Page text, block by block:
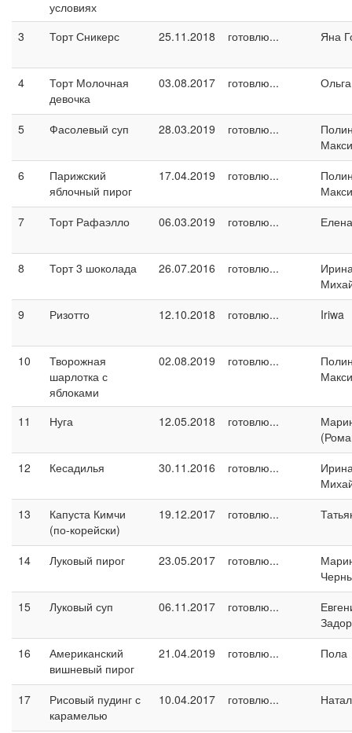
условиях
3 Торт Сникерс 25.11.2018 готовлю... Яна
4
Торт Молочная
девочка
03.08.2017 готовлю...
5 Фасолевый суп 28.03.2019 готовлю...
6
Парижский
яблочный пирог
17.04.2019 готовлю...
7
Торт Рафаэлло 06.03.2019 готовлю... Елена
8 Торт 3 шоколада 26.07.2016 готовлю...
9
Ризотто 12.10.2018 готовлю... Iriwa
10
Творожная
шарлотка с
яблоками
02.08.2019 готовлю...
11 Нуга 12.05.2018 готовлю...
12
Кесадилья 30.11.2016 готовлю...
13
Капуста Кимчи
(по-корейски)
19.12.2017 готовлю...
14 Луковый пирог 23.05.2017 готовлю...
15
Луковый суп 06.11.2017 готовлю...
16
Американский
вишневый пирог
21.04.2019 готовлю... Пола
17
Рисовый пудинг с
карамелью
10.04.2017 готовлю...